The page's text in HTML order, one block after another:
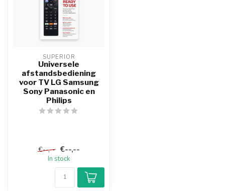
SUPERIOR
Universele
afstandsbediening
voor TV LG Samsung
Sony Panasonic en
Philips
€--,-- €--,--
In stock